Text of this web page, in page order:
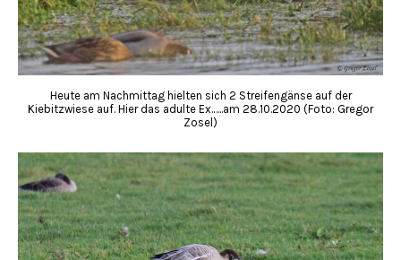
Heute am Nachmittag hielten sich 2 Streifengänse auf der
Kiebitzwiese auf. Hier das adulte Ex.…..am 28.10.2020 (Foto: Gregor
Zosel)